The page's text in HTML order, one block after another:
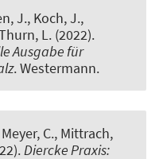
J., Koch, J.,
L. (2022).
Ausgabe für
. Westermann.
C., Mittrach,
Diercke Praxis: